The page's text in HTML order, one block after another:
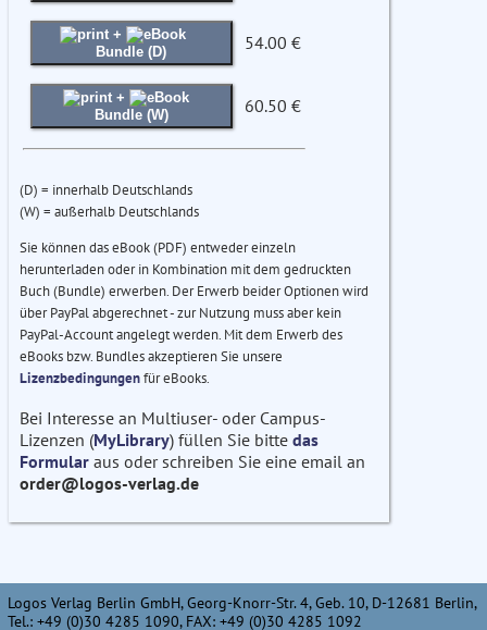
+
Bundle (D)
54.00 €
+
Bundle (W)
60.50 €
(D) = innerhalb Deutschlands
(W) = außerhalb Deutschlands
Sie können das eBook (PDF) entweder einzeln
herunterladen oder in Kombination mit dem gedruckten
Buch (Bundle) erwerben. Der Erwerb beider Optionen wird
über PayPal abgerechnet - zur Nutzung muss aber kein
PayPal-Account angelegt werden. Mit dem Erwerb des
eBooks bzw. Bundles akzeptieren Sie unsere
Lizenzbedingungenfür eBooks.
Bei Interesse an Multiuser- oder Campus-
Lizenzen (MyLibrary) füllen Sie bitte das
Formular aus oder schreiben Sie eine email an
order@logos-verlag.de
Logos Verlag Berlin GmbH, Georg-Knorr-Str. 4, Geb. 10, D-12681 Berlin,
Tel.: +49 (0)30 4285 1090, FAX: +49 (0)30 4285 1092